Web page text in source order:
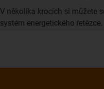
V několika krocích si můžete
systém energetického řetězce.